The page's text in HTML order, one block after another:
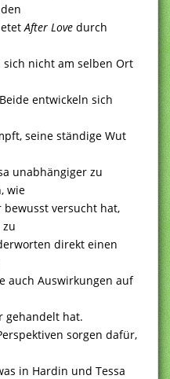
After Love durch
nicht am selben Ort
entwickeln sich
seine ständige Wut
unabhängiger zu
wie
versucht hat,
direkt einen
auch Auswirkungen auf
gehandelt hat.
sorgen dafür,
in Hardin und Tessa